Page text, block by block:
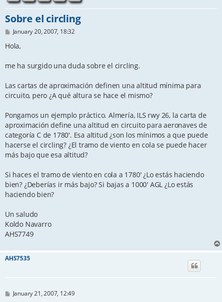
Sobre el circling
P
s
January 20, 2007, 18:32
Hola,
me ha surgido una duda sobre el circling.
Las cartas de aproximación definen una altitud mínima para
circuito, pero ¿A qué altura se hace el mismo?
Pongamos un ejemplo práctico. Almería, ILS rwy 26, la carta de
aproximación define una altitud en circuito para aeronaves de
categoría C de 1780'. Esa altitud ¿son los mínimos a que puede
hacerse el circling? ¿El tramo de viento en cola se puede hacer
más bajo que esa altitud?
Si haces el tramo de viento en cola a 1780' ¿Lo estás haciendo
bien? ¿Deberías ir más bajo? Si bajas a 1000' AGL ¿Lo estás
haciendo bien?
Un saludo
Koldo Navarro
AHS7749
AHS7535
PJanuary 21, 2007, 12:49